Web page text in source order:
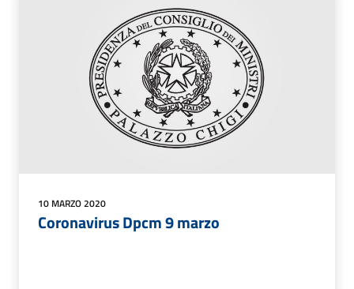
10 MARZO 2020
Coronavirus Dpcm 9 marzo